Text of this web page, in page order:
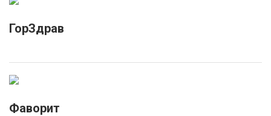
ГорЗдрав
Фаворит